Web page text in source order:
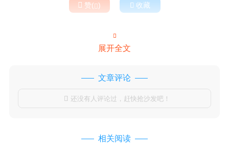
 赞()  收藏

展开全文
文章评论
 还没有人评论过，赶快抢沙发吧！
相关阅读